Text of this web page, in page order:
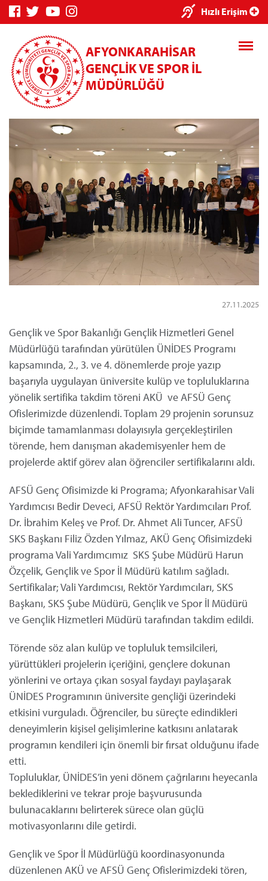
Hızlı Erişim
AFYONKARAHİSAR
GENÇLİK VE SPOR İL
MÜDÜRLÜĞÜ
27.11.2025
Gençlik ve Spor Bakanlığı Gençlik Hizmetleri Genel
Müdürlüğü tarafından yürütülen ÜNİDES Programı
kapsamında, 2., 3. ve 4. dönemlerde proje yazıp
başarıyla uygulayan üniversite kulüp ve topluluklarına
yönelik sertifika takdim töreni AKÜ ve AFSÜ Genç
Ofislerimizde düzenlendi. Toplam 29 projenin sorunsuz
biçimde tamamlanması dolayısıyla gerçekleştirilen
törende, hem danışman akademisyenler hem de
projelerde aktif görev alan öğrenciler sertifikalarını aldı.
AFSÜ Genç Ofisimizde ki Programa; Afyonkarahisar Vali
Yardımcısı Bedir Deveci, AFSÜ Rektör Yardımcıları Prof.
Dr. İbrahim Keleş ve Prof. Dr. Ahmet Ali Tuncer, AFSÜ
SKS Başkanı Filiz Özden Yılmaz, AKÜ Genç Ofisimizdeki
programa Vali Yardımcımız SKS Şube Müdürü Harun
Özçelik, Gençlik ve Spor İl Müdürü katılım sağladı.
Sertifikalar; Vali Yardımcısı, Rektör Yardımcıları, SKS
Başkanı, SKS Şube Müdürü, Gençlik ve Spor İl Müdürü
ve Gençlik Hizmetleri Müdürü tarafından takdim edildi.
Törende söz alan kulüp ve topluluk temsilcileri,
yürüttükleri projelerin içeriğini, gençlere dokunan
yönlerini ve ortaya çıkan sosyal faydayı paylaşarak
ÜNİDES Programının üniversite gençliği üzerindeki
etkisini vurguladı. Öğrenciler, bu süreçte edindikleri
deneyimlerin kişisel gelişimlerine katkısını anlatarak
programın kendileri için önemli bir fırsat olduğunu ifade
etti.
Topluluklar, ÜNİDES’in yeni dönem çağrılarını heyecanla
beklediklerini ve tekrar proje başvurusunda
bulunacaklarını belirterek sürece olan güçlü
motivasyonlarını dile getirdi.
Gençlik ve Spor İl Müdürlüğü koordinasyonunda
düzenlenen AKÜ ve AFSÜ Genç Ofislerimizdeki tören,
×
Genç Bilgi
Sistemi
Sistemi
Kredi/Yurt
İşlemleri
Kredi/Yurt E-
Ödeme